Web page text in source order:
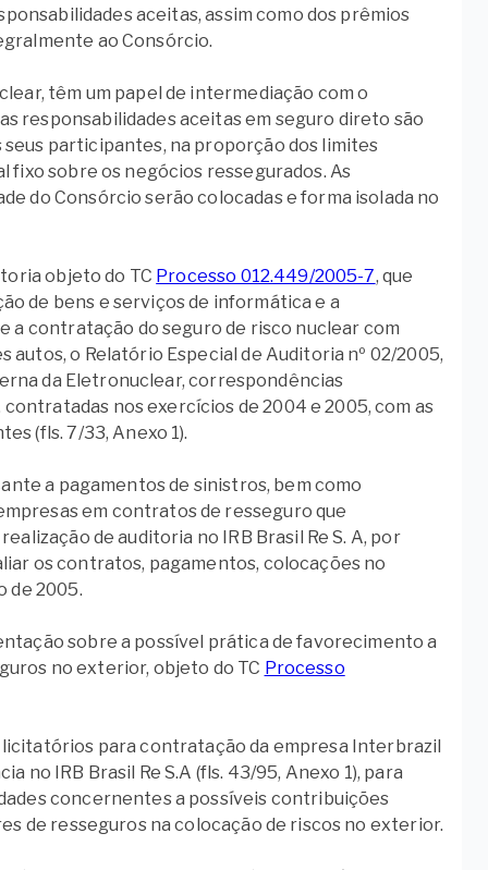
aceitas, assim como dos prêmios
ao Consórcio.
têm um papel de intermediação com o
responsabilidades aceitas em seguro direto são
participantes, na proporção dos limites
fixo sobre os negócios ressegurados. As
do Consórcio serão colocadas e forma isolada no
objeto do TC Processo 012.449/2005-7, que
de bens e serviços de informática e a
contratação do seguro de risco nuclear com
o Relatório Especial de Auditoria nº 02/2005,
da Eletronuclear, correspondências
nos exercícios de 2004 e 2005, com as
(fls. 7/33, Anexo 1).
a pagamentos de sinistros, bem como
em contratos de resseguro que
de auditoria no IRB Brasil Re S. A, por
os contratos, pagamentos, colocações no
de 2005.
sobre a possível prática de favorecimento a
no exterior, objeto do TC Processo
licitatórios para contratação da empresa Interbrazil
no IRB Brasil Re S.A (fls. 43/95, Anexo 1), para
concernentes a possíveis contribuições
de resseguros na colocação de riscos no exterior.